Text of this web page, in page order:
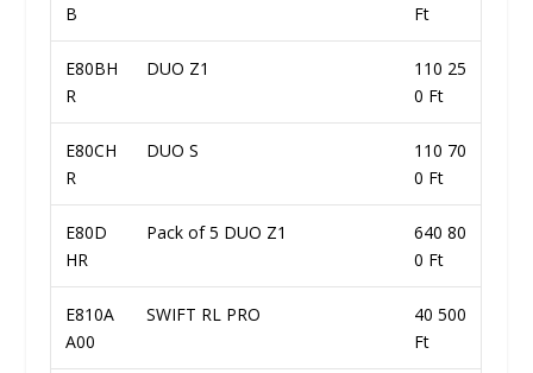
B
Ft
E80BH
R
DUO Z1
110 25
0 Ft
E80CH
R
DUO S
110 70
0 Ft
E80D
HR
Pack of 5 DUO Z1
640 80
0 Ft
E810A
A00
SWIFT RL PRO
40 500
Ft